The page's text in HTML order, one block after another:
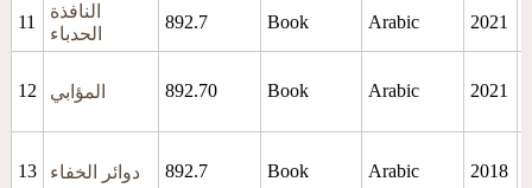
11
النافذة
الحدباء
892.7 Book Arabic 2021
12 المؤابي 892.70 Book Arabic 2021
13 دوائر الخفاء 892.7 Book Arabic 2018